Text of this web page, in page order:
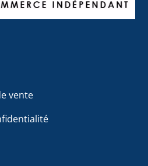
vente